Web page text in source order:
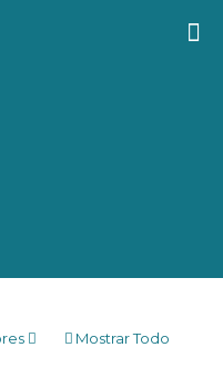
Mostrar Todo